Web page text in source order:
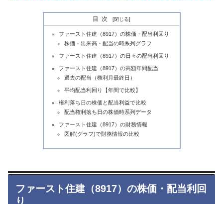
目次
ファースト住建（8917）の株価・配当利回り
株価・出来高・配当の時系列グラフ
ファースト住建（8917）の日々の配当利回り
ファースト住建（8917）の高額年間配当
過去の配当（権利月最終日）
平均配当利回り【年間で比較】
権利落ち日の株価と配当利益で比較
配当権利落ち日の株価時系列データ
ファースト住建（8917）の財務情報
図解(グラフ)で財務情報の比較
ファースト住建（8917）の株価・配当利回
り